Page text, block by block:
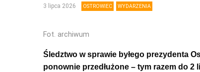
3 lipca 2026 OSTROWIEC WYDARZENIA
Fot. archiwum
Śledztwo w sprawie byłego prezydenta
ponownie przedłużone – tym razem do 2